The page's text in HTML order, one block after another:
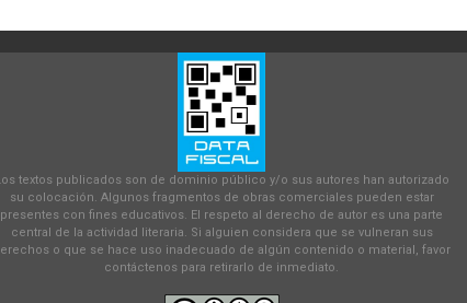
textos publicados son de dominio público y/o sus autores han autorizado
su colocación. Algunos fragmentos de obras comerciales pueden estar
presentes con fines educativos. El respeto al derecho de autor es una parte
central de la actividad literaria. Si alguien considera que se vulneran sus
o que se hace uso inadecuado de algún contenido o material, favor
contáctenos para retirarlo de inmediato.